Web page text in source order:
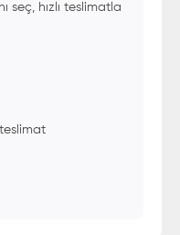
seç, hızlı teslimatla
teslimat